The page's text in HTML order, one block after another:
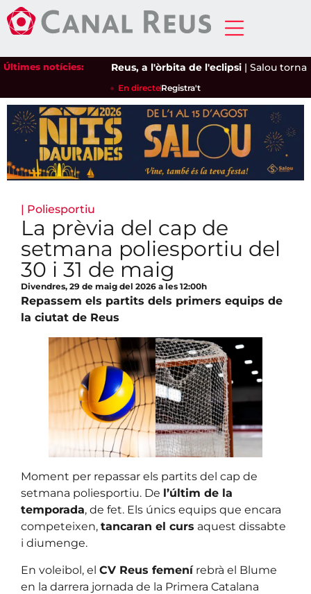
Últimes notícies: Reus, a l'òrbita de l'eclipsi|Salou torna a
En directeRegistra't
| Poliesportiu
La prèvia del cap de
setmana poliesportiu del
30 i 31 de maig
Divendres, 29 de maig del 2026 a les 12:00h
Repassem els partits dels primers equips de
la ciutat de Reus
Moment per repassar els partits del cap de
setmana poliesportiu. De l’últim de la
temporada, de fet. Els únics equips que encara
competeixen, tancaran el curs aquest dissabte
i diumenge.
En voleibol, el CV Reus femenírebrà el Blume
en la darrera jornada de la Primera Catalana